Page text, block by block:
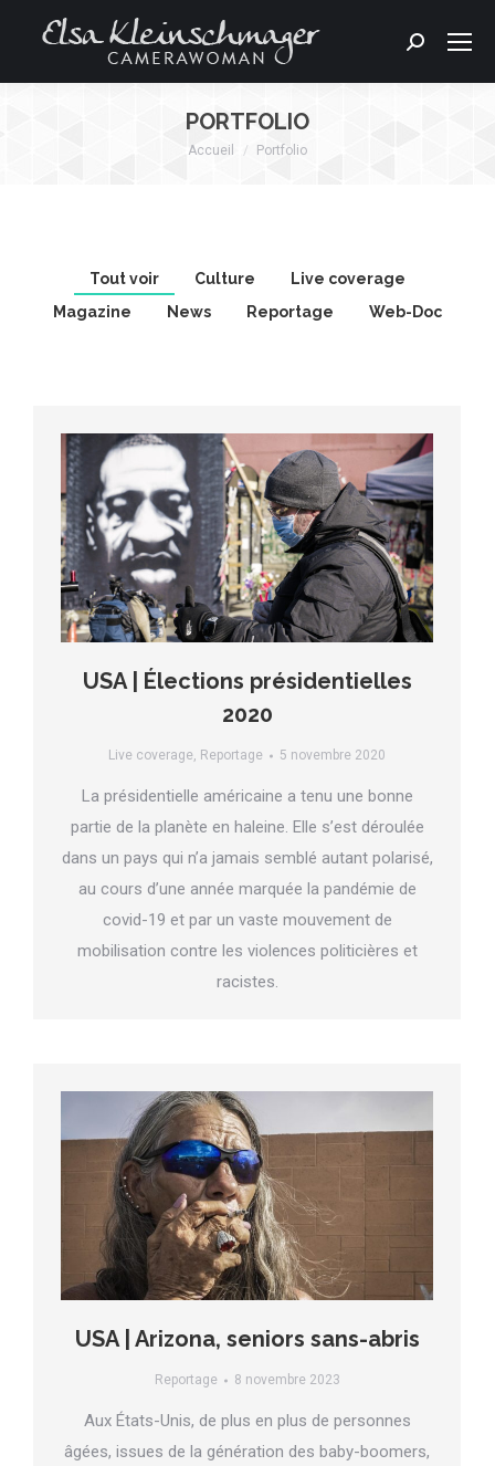
Search:
PORTFOLIO
Vous êtes ici :
Accueil Portfolio
Tout voir Culture
Live coverage
Magazine
News Reportage Web-Doc
USA | Élections présidentielles
2020
Live coverage, Reportage 5 novembre 2020
La présidentielle américaine a tenu une bonne
partie de la planète en haleine. Elle s’est déroulée
dans un pays qui n’a jamais semblé autant polarisé,
au cours d’une année marquée la pandémie de
covid-19 et par un vaste mouvement de
mobilisation contre les violences politicières et
racistes.
USA | Arizona, seniors sans-abris
Reportage 8 novembre 2023
Aux États-Unis, de plus en plus de personnes
âgées, issues de la génération des baby-boomers,